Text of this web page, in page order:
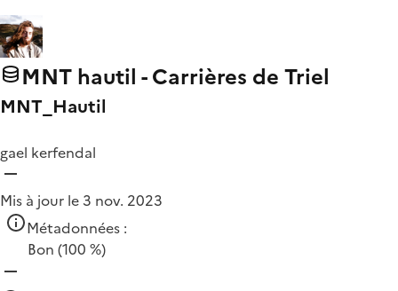
MNT hautil - Carrières de Triel
MNT_Hautil
gael kerfendal
Mis à jour le 3 nov. 2023
Métadonnées :
Bon (100 %)